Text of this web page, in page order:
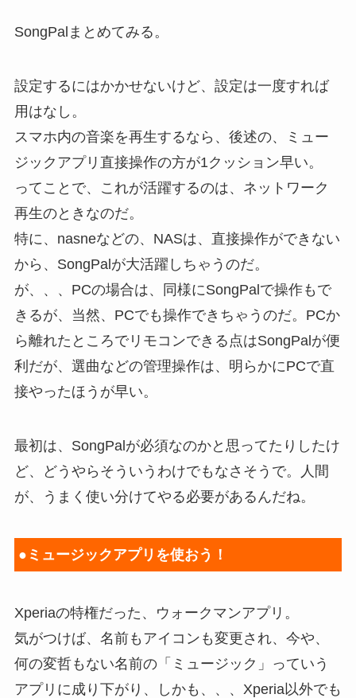
SongPalまとめてみる。
設定するにはかかせないけど、設定は一度すれば
用はなし。
スマホ内の音楽を再生するなら、後述の、ミュー
ジックアプリ直接操作の方が1クッション早い。
ってことで、これが活躍するのは、ネットワーク
再生のときなのだ。
特に、nasneなどの、NASは、直接操作ができない
から、SongPalが大活躍しちゃうのだ。
が、、、PCの場合は、同様にSongPalで操作もで
きるが、当然、PCでも操作できちゃうのだ。PCか
ら離れたところでリモコンできる点はSongPalが便
利だが、選曲などの管理操作は、明らかにPCで直
接やったほうが早い。
最初は、SongPalが必須なのかと思ってたりしたけ
ど、どうやらそういうわけでもなさそうで。人間
が、うまく使い分けてやる必要があるんだね。
●ミュージックアプリを使おう！
Xperiaの特権だった、ウォークマンアプリ。
気がつけば、名前もアイコンも変更され、今や、
何の変哲もない名前の「ミュージック」っていう
アプリに成り下がり、しかも、、、Xperia以外でも